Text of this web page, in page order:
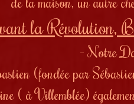
la Révolution,
- Notre
(fondée par
( à Villemblée)